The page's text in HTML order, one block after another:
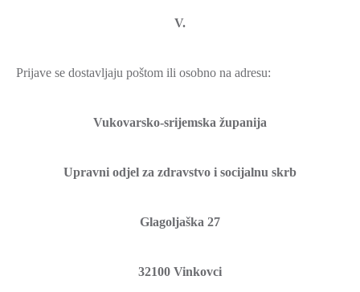
V.
Prijave se dostavljaju poštom ili osobno na adresu:
Vukovarsko-srijemska županija
Upravni odjel za zdravstvo i socijalnu skrb
Glagoljaška 27
32100 Vinkovci